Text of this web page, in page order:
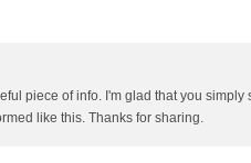
piece of info. I'm glad that you
like this. Thanks for sharing.